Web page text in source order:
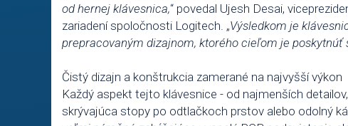
od hernej klávesnica,“ povedal Ujesh Desai,
zariadení spoločnosti Logitech. „Výsledkom je
prepracovaným dizajnom, ktorého cieľom je poskytnúť
Čistý dizajn a konštrukcia zamerané na najvyšší výkon
Každý aspekt tejto klávesnice - od najmenších
skrývajúca stopy po odtlačkoch prstov alebo odolný